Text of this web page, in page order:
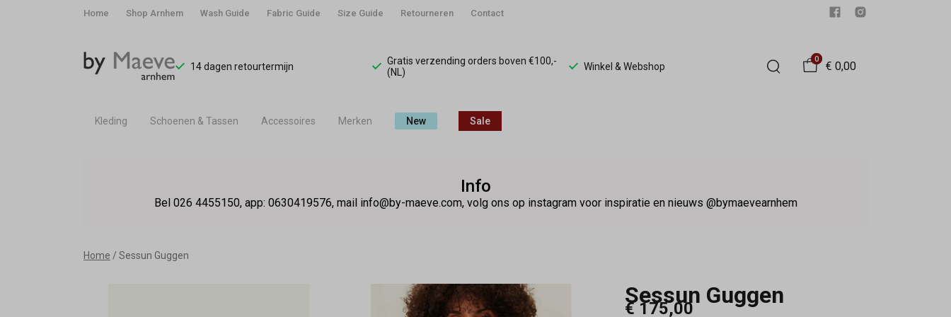
Home Shop Arnhem Wash Guide Fabric Guide Size Guide Retourneren Contact
14 dagen retourtermijn
Gratis verzending orders boven €100,-
(NL)
Winkel & Webshop
0
€ 0,00
Kleding Schoenen & Tassen Accessoires Merken New Sale
Info
Bel 026 4455150, app: 0630419576, mail info@by-maeve.com, volg ons op instagram voor inspiratie en nieuws @bymaevearnhem
Home Sessun Guggen
Sessun Guggen
€ 175,00